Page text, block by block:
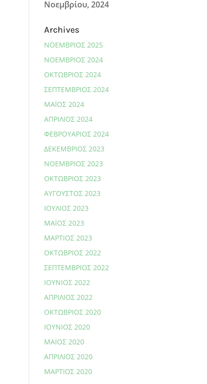
Νοεμβρίου, 2024
Archives
ΝΟΈΜΒΡΙΟΣ 2025
ΝΟΈΜΒΡΙΟΣ 2024
ΟΚΤΏΒΡΙΟΣ 2024
ΣΕΠΤΈΜΒΡΙΟΣ 2024
ΜΆΙΟΣ 2024
ΑΠΡΊΛΙΟΣ 2024
ΦΕΒΡΟΥΆΡΙΟΣ 2024
ΔΕΚΈΜΒΡΙΟΣ 2023
ΝΟΈΜΒΡΙΟΣ 2023
ΟΚΤΏΒΡΙΟΣ 2023
ΑΎΓΟΥΣΤΟΣ 2023
ΙΟΎΛΙΟΣ 2023
ΜΆΙΟΣ 2023
ΜΆΡΤΙΟΣ 2023
ΟΚΤΏΒΡΙΟΣ 2022
ΣΕΠΤΈΜΒΡΙΟΣ 2022
ΙΟΎΝΙΟΣ 2022
ΑΠΡΊΛΙΟΣ 2022
ΟΚΤΏΒΡΙΟΣ 2020
ΙΟΎΝΙΟΣ 2020
ΜΆΙΟΣ 2020
ΑΠΡΊΛΙΟΣ 2020
ΜΆΡΤΙΟΣ 2020